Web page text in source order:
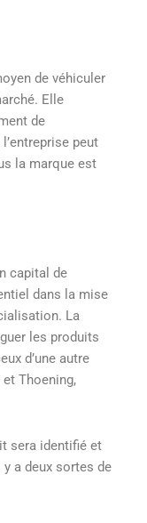
de véhiculer
Elle
de
peut
la marque est
capital de
dans la mise
La
les produits
d’une autre
Thoening,
sera identifié et
a deux sortes de